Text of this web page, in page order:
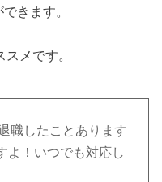
きます。
メです。
職したことあります
よ！いつでも対応し